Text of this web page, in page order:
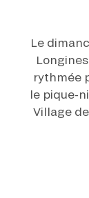
Le
rythmée
le pique-
Village